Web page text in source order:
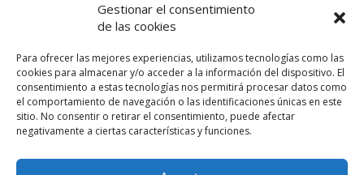
Gestionar el consentimiento
de las cookies
Para ofrecer las mejores experiencias, utilizamos tecnologías como las
cookies para almacenar y/o acceder a la información del dispositivo. El
consentimiento a estas tecnologías nos permitirá procesar datos como
el comportamiento de navegación o las identificaciones únicas en este
sitio. No consentir o retirar el consentimiento, puede afectar
negativamente a ciertas características y funciones.
Av. Doctor Francesc Massana 15 baixos,
Martorell, Barcelona
Delegación: Avinguda Montserrat, 20 local 1 -
Sant Esteve de Sesrovires
Política de cookies|Condiciones de uso|
Política de privacidad|Clausulas legales|
Canal de Denuncias
Disseny WebiMàrketing DigitalperaTotArreu.com